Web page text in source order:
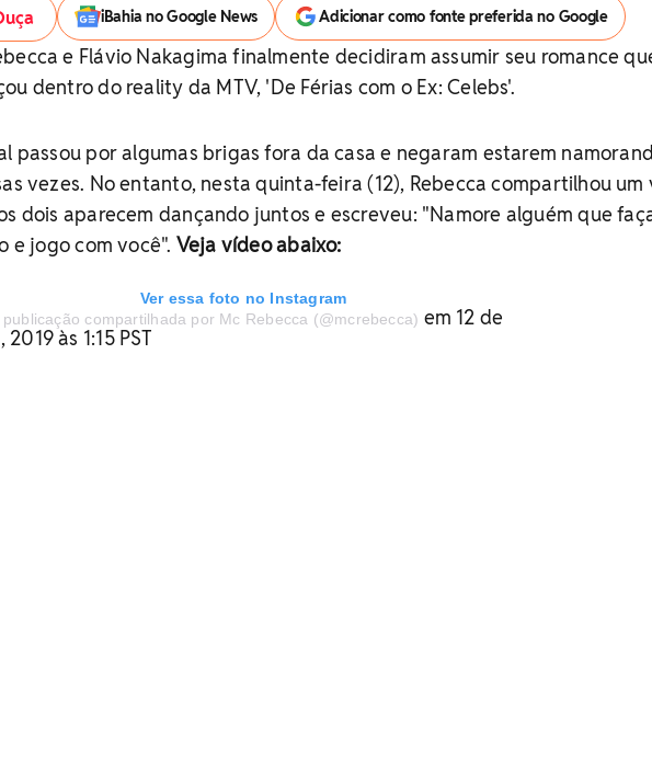
iBahia no Google News Adicionar como fonte preferida no Google
e Flávio Nakagima finalmente decidiram assumir seu romance
dentro do reality da MTV, 'De Férias com o Ex: Celebs'.
passou por algumas brigas fora da casa e negaram estarem
vezes. No entanto, nesta quinta-feira (12), Rebecca compartilhou um
dois aparecem dançando juntos e escreveu: "Namore alguém que
e jogo com você". Veja vídeo abaixo:
Ver essa foto no Instagram
publicação compartilhada por Mc Rebecca (@mcrebecca) em 12 de
2019 às 1:15 PST